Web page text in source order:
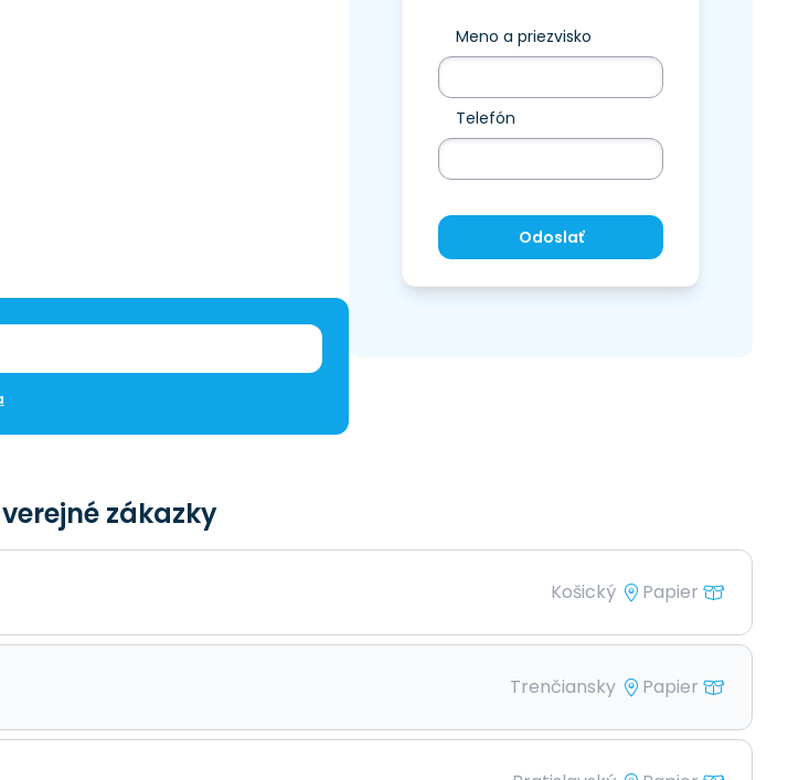
Meno a priezvisko
Telefón
Odoslať
zákazky
Košický Papier
Trenčiansky Papier